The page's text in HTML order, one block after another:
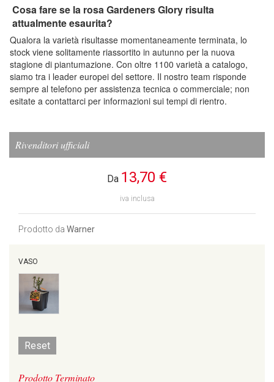
Cosa fare se la rosa Gardeners Glory risulta
attualmente esaurita?
Qualora la varietà risultasse momentaneamente terminata, lo
stock viene solitamente riassortito in autunno per la nuova
stagione di piantumazione. Con oltre 1100 varietà a catalogo,
siamo tra i leader europei del settore. Il nostro team risponde
sempre al telefono per assistenza tecnica o commerciale; non
esitate a contattarci per informazioni sui tempi di rientro.
Rivenditori ufficiali
Da 13,70 €
iva inclusa
Prodotto da Warner
VASO
Reset
Prodotto Terminato